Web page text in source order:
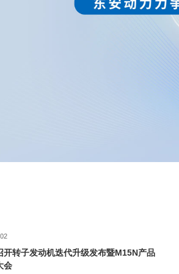
开转子发动机迭代升级发布暨M15N产品
会